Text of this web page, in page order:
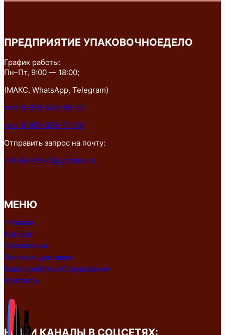
ПРЕДПРИЯТИЕ УПАКОВОЧНОЕДЕЛО
График работы:
Пн–Пт, 9:00 — 18:00;
(МАКС, WhatsApp, Telegram)
тел: 8-918-544-99-75
тел: 8-951-839-71-89
Отправить запрос на почту:
79185449975@yandex.ru
МЕНЮ
Главная
Каталог
О компании
Оплата и доставка
Видео работы оборудования
Контакты